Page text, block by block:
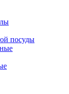
посуды